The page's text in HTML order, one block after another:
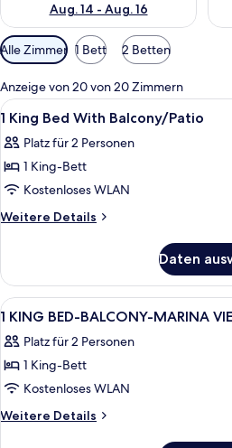
Aug. 14 - Aug. 16
Verfügbare
Filter
für
Zimmer
Alle Zimmer 1 Bett 2 Betten
Anzeige von 20 von 20 Zimmern
Alle
Fotos
für
1
King
Bed
anzeigen
Ein
10
1 King Bed With Balcony/Patio
Platz für 2 Personen
1 King-Bett
Kostenloses WLAN
Weitere Details
Weitere
King
Bed
With
Daten
Alle
Fotos
für
1
KING
BED-
Ein
10
1 KING BED-BALCONY-MARINA
Platz für 2 Personen
1 King-Bett
Kostenloses WLAN
Weitere Details
Weitere